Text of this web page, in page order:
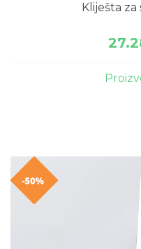
Kliješta za